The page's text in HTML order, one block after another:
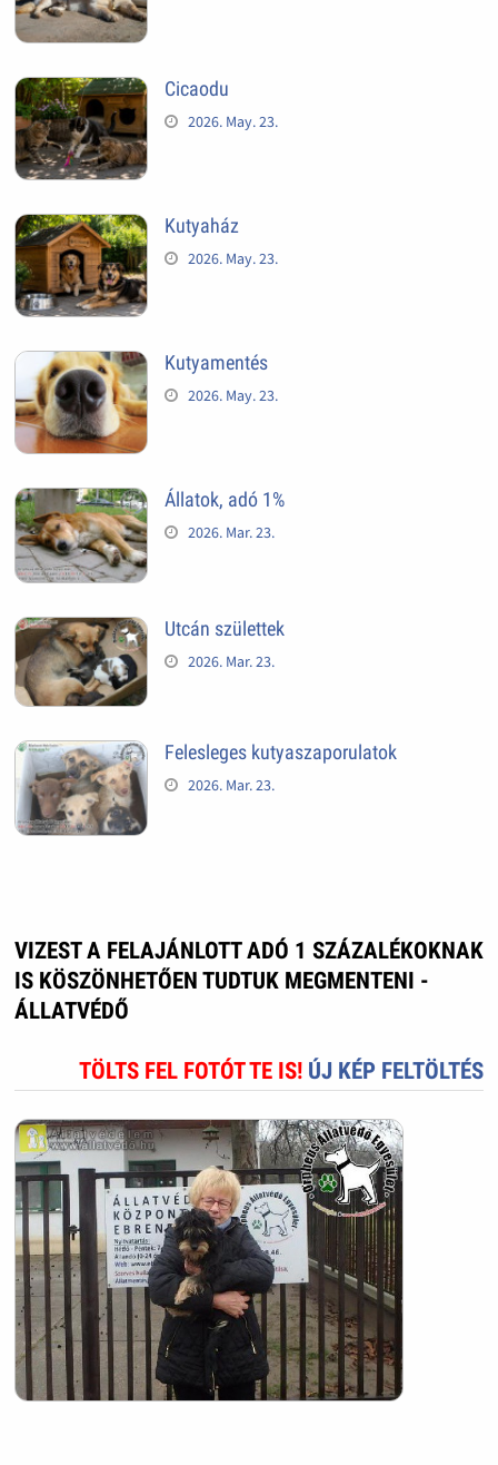
Cicaodu
2026. May. 23.
Kutyaház
2026. May. 23.
Kutyamentés
2026. May. 23.
Állatok, adó 1%
2026. Mar. 23.
Utcán születtek
2026. Mar. 23.
Felesleges kutyaszaporulatok
2026. Mar. 23.
VIZEST A FELAJÁNLOTT ADÓ 1 SZÁZALÉKOKNAK
IS KÖSZÖNHETŐEN TUDTUK MEGMENTENI -
ÁLLATVÉDŐ
TÖLTS FEL FOTÓT TE IS! ÚJ KÉP FELTÖLTÉS